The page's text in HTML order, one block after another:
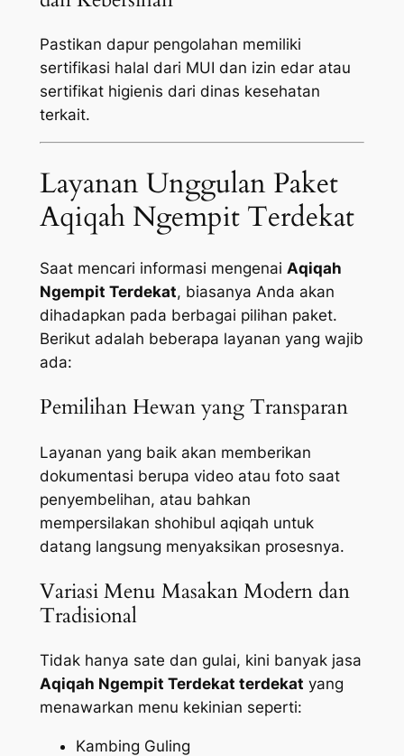
Pastikan dapur pengolahan memiliki
sertifikasi halal dari MUI dan izin edar atau
sertifikat higienis dari dinas kesehatan
terkait.
Layanan Unggulan Paket
Aqiqah Ngempit Terdekat
Saat mencari informasi mengenai Aqiqah
Ngempit Terdekat, biasanya Anda akan
dihadapkan pada berbagai pilihan paket.
Berikut adalah beberapa layanan yang wajib
ada:
Pemilihan Hewan yang Transparan
Layanan yang baik akan memberikan
dokumentasi berupa video atau foto saat
penyembelihan, atau bahkan
mempersilakan shohibul aqiqah untuk
datang langsung menyaksikan prosesnya.
Variasi Menu Masakan Modern dan
Tradisional
Tidak hanya sate dan gulai, kini banyak jasa
Aqiqah Ngempit Terdekat terdekat yang
menawarkan menu kekinian seperti:
Kambing Guling